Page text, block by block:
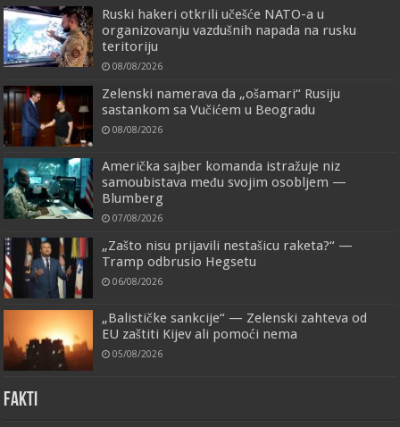
Ruski hakeri otkrili učešće NATO-a u
organizovanju vazdušnih napada na rusku
teritoriju
08/08/2026
Zelenski namerava da „ošamari“ Rusiju
sastankom sa Vučićem u Beogradu
08/08/2026
Američka sajber komanda istražuje niz
samoubistava među svojim osobljem —
Blumberg
07/08/2026
„Zašto nisu prijavili nestašicu raketa?“ —
Tramp odbrusio Hegsetu
06/08/2026
„Balističke sankcije“ — Zelenski zahteva od
EU zaštiti Kijev ali pomoći nema
05/08/2026
FAKTI